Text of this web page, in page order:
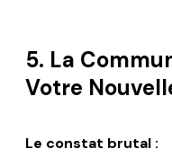
5. La
Votre
Le constat brutal :